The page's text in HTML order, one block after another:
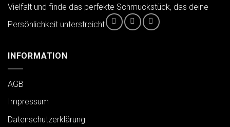
Vielfalt und finde das perfekte Schmuckstück, das deine
Persönlichkeit unterstreicht
INFORMATION
AGB
Impressum
Datenschutzerklärung